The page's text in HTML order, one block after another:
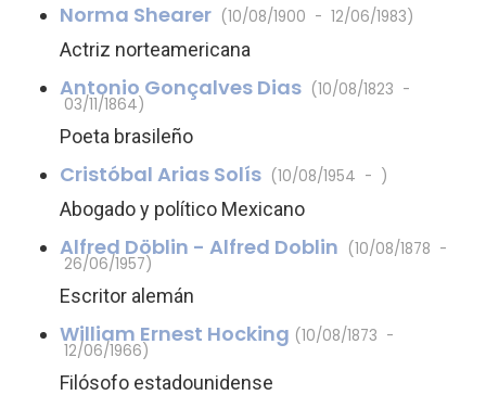
Norma Shearer (10/08/1900 - 12/06/1983)
Actriz norteamericana
Antonio Gonçalves Dias (10/08/1823 -
03/11/1864)
Poeta brasileño
Cristóbal Arias Solís (10/08/1954 - )
Abogado y político Mexicano
Alfred Döblin - Alfred Doblin (10/08/1878 -
26/06/1957)
Escritor alemán
William Ernest Hocking (10/08/1873 -
12/06/1966)
Filósofo estadounidense